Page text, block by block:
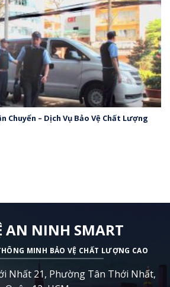
Chuyển – Dịch Vụ Bảo Vệ Chất Lượng
AN NINH SMART
MINH BẢO VỆ CHẤT LƯỢNG CAO
Nhất 21, Phường Tân Thới Nhất,